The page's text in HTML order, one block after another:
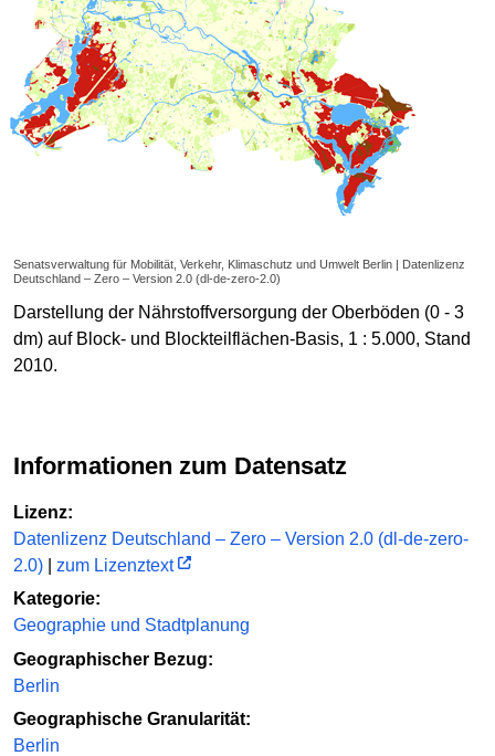
Senatsverwaltung für Mobilität, Verkehr, Klimaschutz und Umwelt Berlin | Datenlizenz
Deutschland – Zero – Version 2.0 (dl-de-zero-2.0)
Darstellung der Nährstoffversorgung der Oberböden (0 - 3
dm) auf Block- und Blockteilflächen-Basis, 1 : 5.000, Stand
2010.
Informationen zum Datensatz
Lizenz:
Datenlizenz Deutschland – Zero – Version 2.0 (dl-de-zero-
2.0)
zum Lizenztext
Kategorie:
Geographie und Stadtplanung
Geographischer Bezug:
Berlin
Geographische Granularität:
Berlin